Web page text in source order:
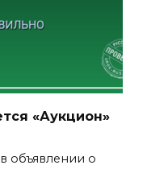
«Аукцион»
объявлении о